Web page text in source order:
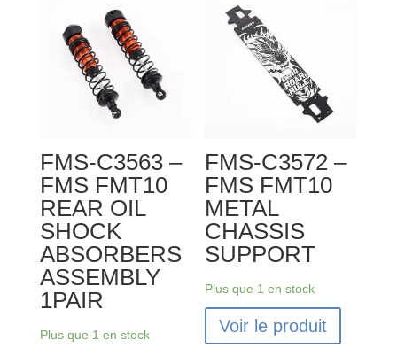
FMT10
DRIVER
FMS
FMT10
STEERING
FMS-C3563 –
FMS FMT10
REAR OIL
SHOCK
ABSORBERS
ASSEMBLY
1PAIR
Plus que 1 en stock
FMS-C3572 –
FMS FMT10
METAL
CHASSIS
SUPPORT
Plus que 1 en stock
Voir le produit